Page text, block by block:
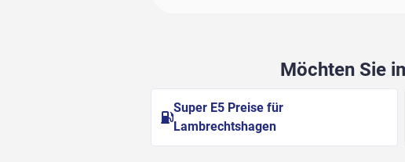
Möchten Sie
Super E5 Preise für
Lambrechtshagen